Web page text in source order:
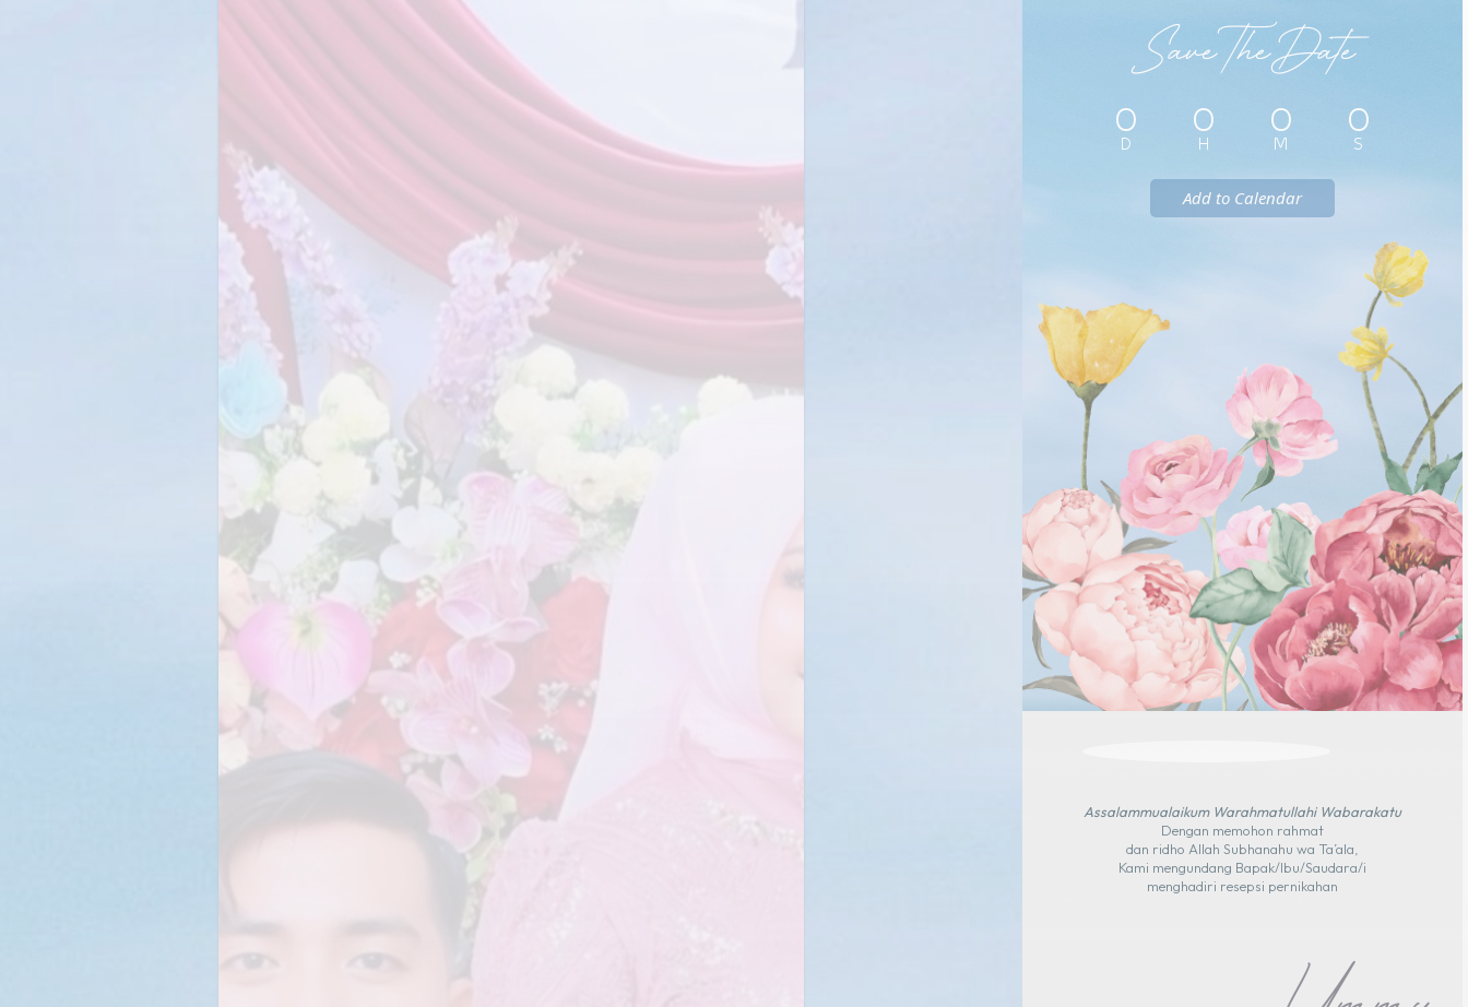
Save The Date
0
D
0
H
0
M
0
S
Add to Calendar
Assalammualaikum Warahmatullahi Wabarakatu
Dengan memohon rahmat
dan ridho Allah Subhanahu wa Ta’ala,
Kami mengundang Bapak/Ibu/Saudara/i
menghadiri resepsi pernikahan